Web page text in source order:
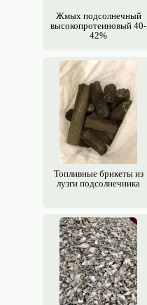
Жмых подсолнечный
высоко­протеиновый 40-
42%
Топливные брикеты из
лузги подсолнечника